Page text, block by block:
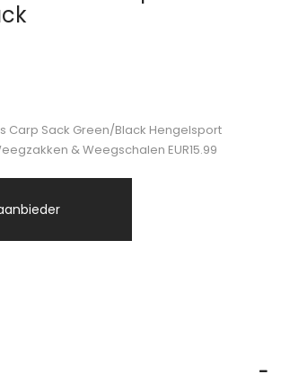
Carp Sack Green/Black Hengelsport
& Weegschalen EUR15.99